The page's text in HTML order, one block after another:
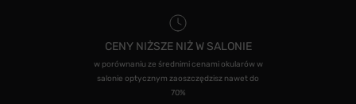
CENY NIŻSZE NIŻ W SALONIE
w porównaniu ze średnimi cenami okularów w
salonie optycznym zaoszczędzisz nawet do
70%